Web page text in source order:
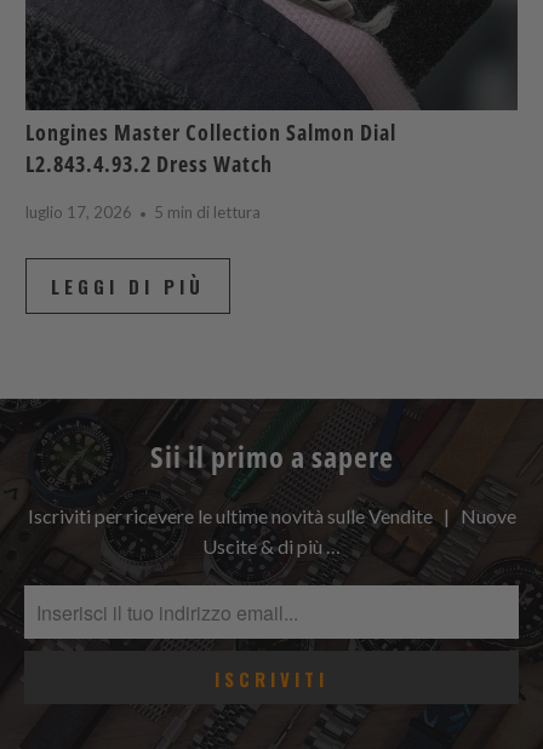
Longines Master Collection Salmon Dial
L2.843.4.93.2 Dress Watch
luglio 17, 2026 5 min di lettura
LEGGI DI PIÙ
Sii il primo a sapere
Iscriviti per ricevere le ultime novità sulle Vendite | Nuove
Uscite & di più …